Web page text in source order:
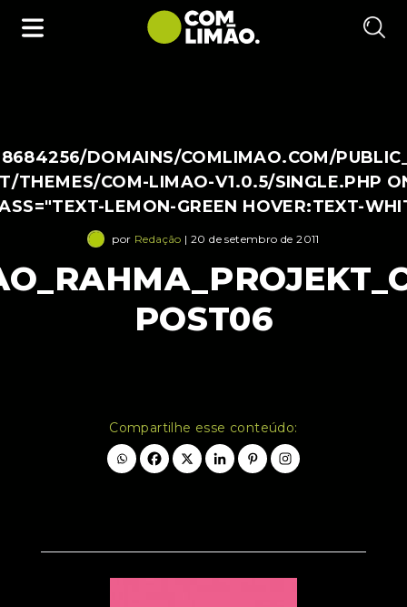
DOMAINS/COMLIMAO.COM/
THEMES/COM-LIMAO-V1.0.5/SINGLE.PHP
LEMON-GREEN HOVER:TEXT-
por Redação | 20 de setembro de 2011
POST06
Compartilhe esse conteúdo: